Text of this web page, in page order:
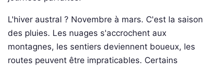
L'hiver austral ? Novembre à mars. C'est la saison
des pluies. Les nuages s'accrochent aux
montagnes, les sentiers deviennent boueux, les
routes peuvent être impraticables. Certains